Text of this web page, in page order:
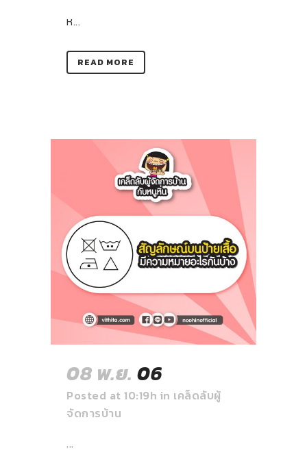
ห...
READ MORE
08 พ.ย. 06
Posted at 10:19h in เคล็ดลับผู้
จัดการบ้าน
...